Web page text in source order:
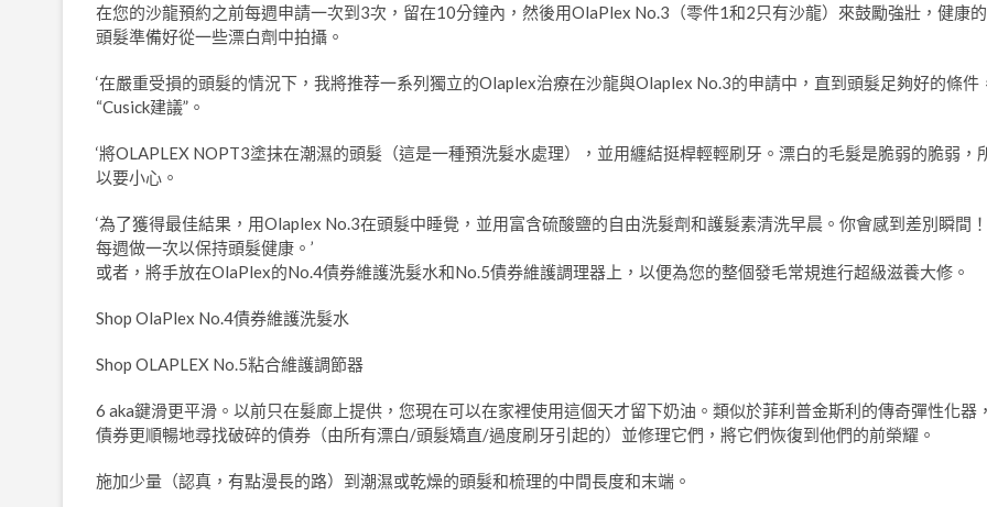
在您的沙龍預約之前每週申請一次到3次，留在10分鐘內，然後用OlaPlex No.3（零件1和2只有沙龍）來鼓勵強壯，健康的
頭髮準備好從一些漂白劑中拍攝。
‘在嚴重受損的頭髮的情況下，我將推荐一系列獨立的Olaplex治療在沙龍與Olaplex No.3的申請中，直到頭髮足夠好的條件
“Cusick建議”。
‘將OLAPLEX NOPT3塗抹在潮濕的頭髮（這是一種預洗髮水處理），並用纏結挺桿輕輕刷牙。漂白的毛髮是脆弱的脆弱，
以要小心。
‘為了獲得最佳結果，用Olaplex No.3在頭髮中睡覺，並用富含硫酸鹽的自由洗髮劑和護髮素清洗早晨。你會感到差別瞬間！
每週做一次以保持頭髮健康。’
或者，將手放在OlaPlex的No.4債券維護洗髮水和No.5債券維護調理器上，以便為您的整個發毛常規進行超級滋養大修。
Shop OlaPlex No.4債券維護洗髮水
Shop OLAPLEX No.5粘合維護調節器
6 aka鍵滑更平滑。以前只在髮廊上提供，您現在可以在家裡使用這個天才留下奶油。類似於菲利普金斯利的傳奇彈性化器，
債券更順暢地尋找破碎的債券（由所有漂白/頭髮矯直/過度刷牙引起的）並修理它們，將它們恢復到他們的前榮耀。
施加少量（認真，有點漫長的路）到潮濕或乾燥的頭髮和梳理的中間長度和末端。